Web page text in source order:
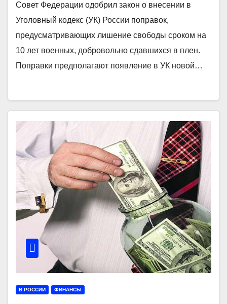
Совет Федерации одобрил закон о внесении в
Уголовный кодекс (УК) России поправок,
предусматривающих лишение свободы сроком на
10 лет военных, добровольно сдавшихся в плен.
Поправки предполагают появление в УК новой…
В РОССИИ ФИНАНСЫ